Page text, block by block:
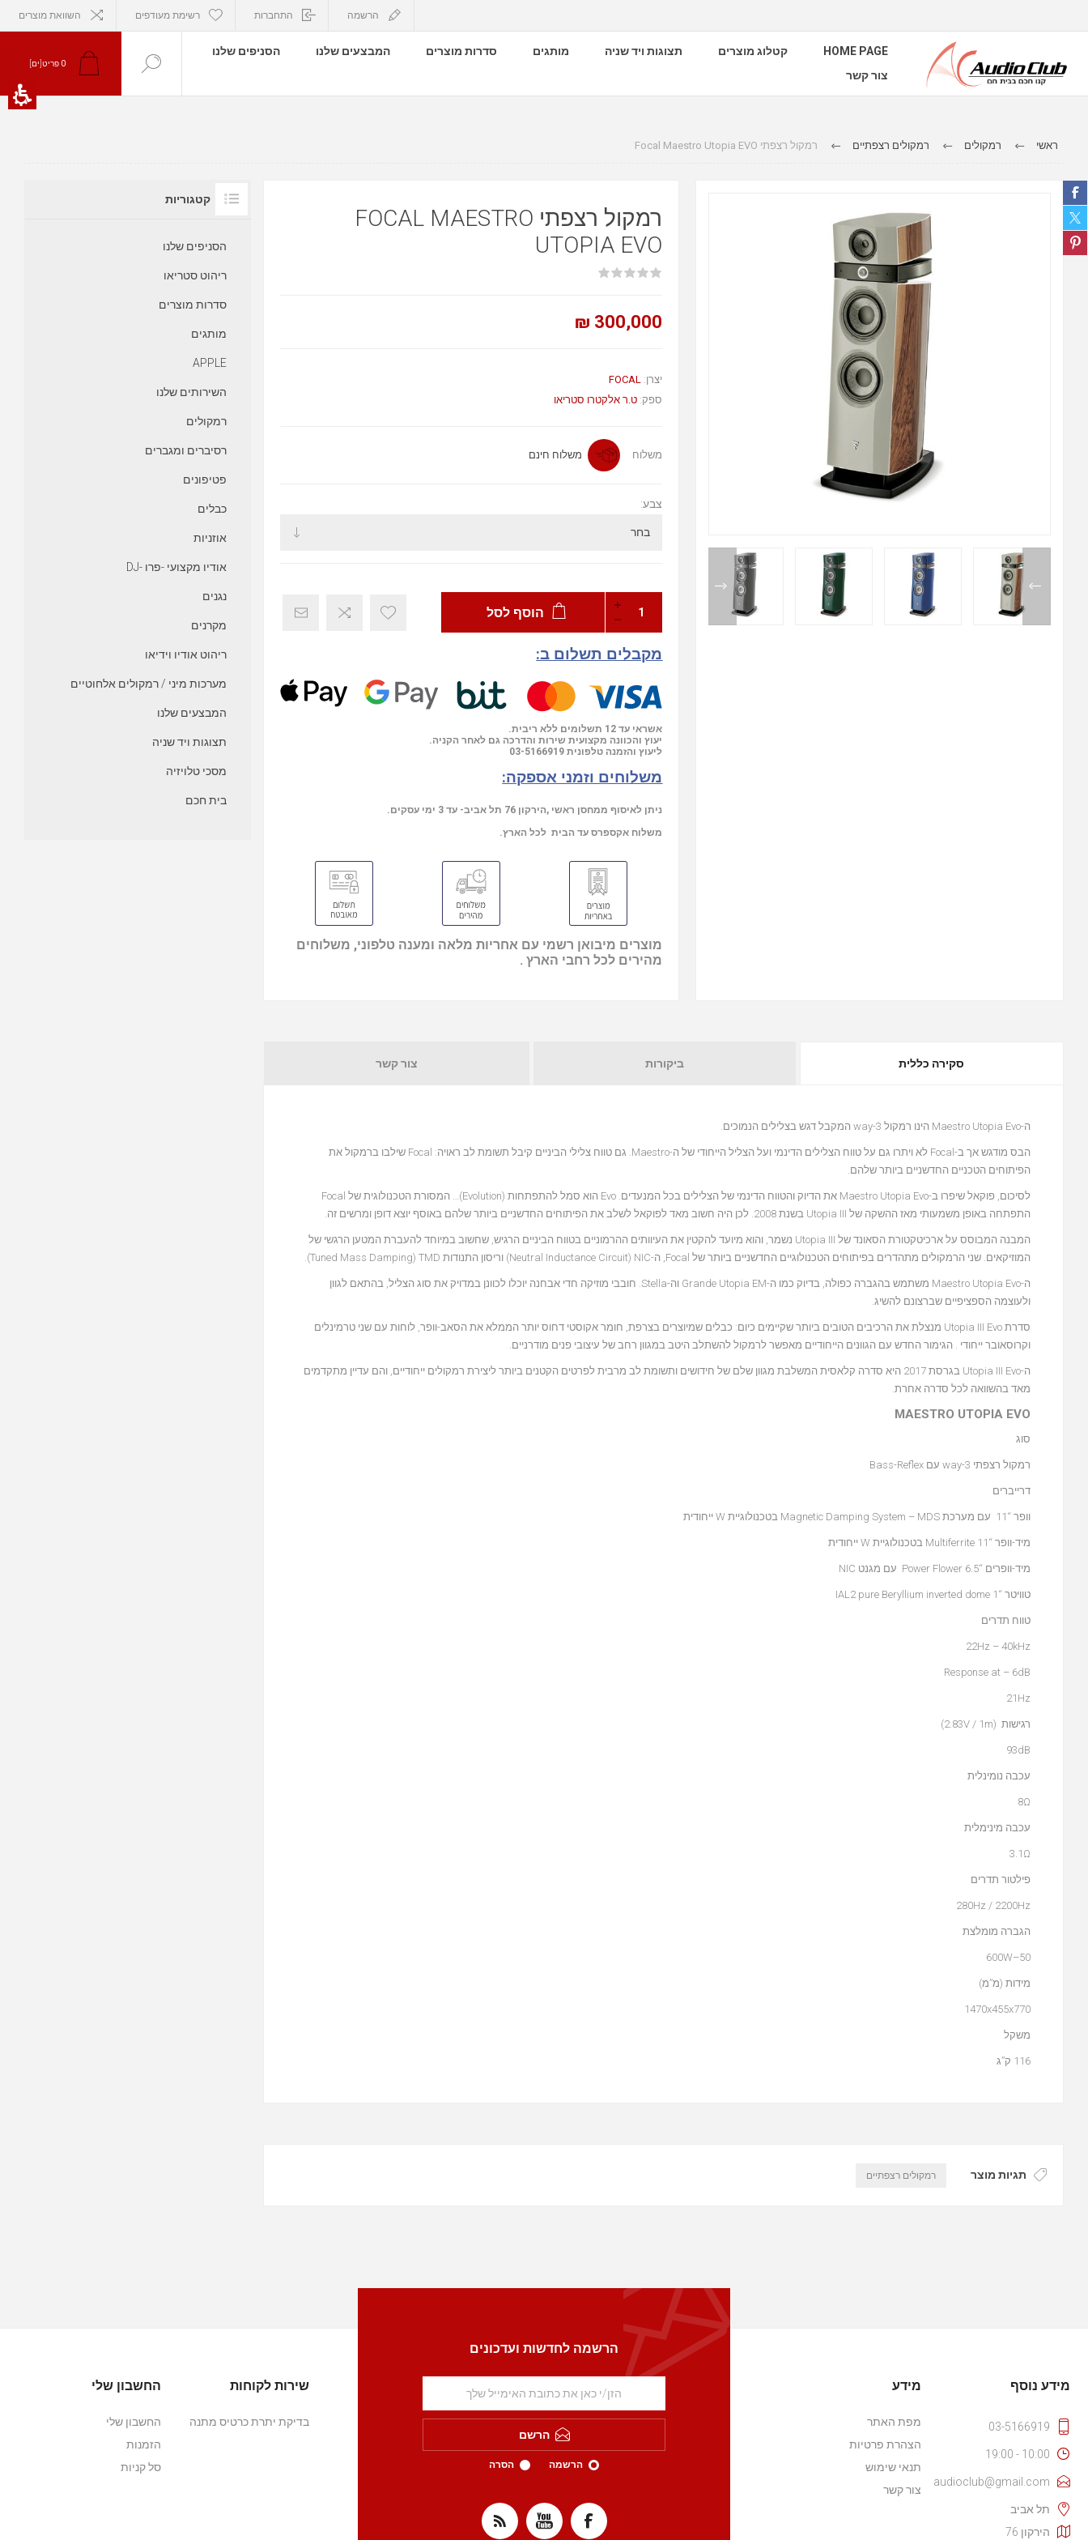
הרשמה התחברות רשימת מעודפים השוואת מוצרים
HOME PAGE קטלוג מוצרים תצוגות ויד שניה מותגים סדרות מוצרים המבצעים שלנו
הסניפים שלנו
צור קשר
0 פריט[ים]
ראשי רמקולים רמקולים רצפתיים רמקול רצפתי Focal Maestro Utopia EVO
רמקול רצפתי FOCAL MAESTRO
UTOPIA EVO
300,000 ₪
יצרן: FOCAL
ספק: ט.ר אלקטרו סטריאו
משלוח משלוח חינם
צבע:
הוסף לסל
מקבלים תשלום ב:
אשראי עד 12 תשלומים ללא ריבית.
יעוץ והכוונה מקצועית שירות והדרכה גם לאחר הקניה.
ליעוץ והזמנה טלפונית 03-5166919
משלוחים וזמני אספקה:
ניתן לאיסוף ממחסן ראשי ,הירקון 76 תל אביב- עד 3 ימי עסקים.
משלוח אקספרס עד הבית לכל הארץ.
מוצרים מיבואן רשמי עם אחריות מלאה ומענה טלפוני, משלוחים
מהירים לכל רחבי הארץ .
סקירה כללית ביקורות צור קשר
ה-Maestro Utopia Evo הינו רמקול 3-way המקבל דגש בצלילים הנמוכים.
הבס מודגש אך ב-Focal לא ויתרו גם על טווח הצלילים הדינמי ועל הצליל הייחודי של ה-Maestro‏. גם טווח צלילי הביניים קיבל תשומת לב ראויה: Focal שילבו ברמקול את
הפיתוחים הטכניים החדשניים ביותר שלהם.
לסיכום, פוקאל שיפרו ב-Maestro Utopia Evo את הדיוק והטווח הדינמי של הצלילים בכל המנעדים. Evo הוא סמל להתפתחות (‏Evolution)… המסורת הטכנולוגית של Focal
התפתחה באופן משמעותי מאז ההשקה של Utopia III בשנת 2008. לכן היה חשוב מאד לפוקאל לשלב את הפיתוחים החדשניים ביותר שלהם באוסף יוצא דופן ומרשים זה.
המבנה המבוסס על ארכיטקטורת הסאונד של Utopia III נשמר, והוא מיועד להקטין את העיוותים ההרמוניים בטווח הביניים הרגיש, שחשוב במיוחד להעברת המטען הרגשי של
המוזיקאים. שני הרמקולים מתהדרים בפיתוחים הטכנולוגיים החדשניים ביותר של Focal, ה-NIC ‏(Neutral Inductance Circuit) וריסון התנודות TMD ‏(Tuned Mass Damping‏).
ה-Maestro Utopia Evo משתמש בהגברה כפולה, בדיוק כמו ה-Grande Utopia EM וה-Stella‏. חובבי מוזיקה חדי אבחנה יוכלו לכוונן במדויק את סוג הצליל, בהתאם לגוון
ולעוצמה הספציפיים שברצונם להשיג.
סדרת Utopia III Evo מנצלת את הרכיבים הטובים ביותר שקיימים כיום: כבלים שמיוצרים בצרפת, חומר אקוסטי דחוס יותר הממלא את הסאב-וופר, לוחות עם שני טרמינלים
וקרוסאובר ייחודי . הגימור החדש עם הגוונים הייחודיים מאפשר לרמקול להשתלב היטב במגוון רחב של עיצובי פנים מודרניים.
ה-Utopia III Evo בגרסת 2017 היא סדרה קלאסית המשלבת מגוון שלם של חידושים ותשומת לב מרבית לפרטים הקטנים ביותר ליצירת רמקולים ייחודיים, והם עדיין מתקדמים
מאד בהשוואה לכל סדרה אחרת.
MAESTRO UTOPIA EVO
סוג
רמקול רצפתי 3-way עם Bass-Reflex
דרייברים
וופר “11 עם מערכת Magnetic Damping System – MDS בטכנולוגיית W ייחודית
מיד-וופר “11 Multiferrite בטכנולוגיית W ייחודית
מיד-וופרים “6.5 Power Flower עם מגנט NIC
טוויטר “1 IAL2 pure Beryllium inverted dome
טווח תדרים
22Hz – 40kHz
Response at – 6dB
21Hz
רגישות (2.83V / 1m)
93dB
עכבה נומינלית
8Ω
עכבה מינימלית
3.1Ω
פילטור תדרים
280Hz / 2200Hz
הגברה מומלצת
50–600W
מידות (מ”מ)
1470x455x770
משקל
116 ק”ג
תגיות מוצר רמקולים רצפתיים
קטגוריות
הסניפים שלנו
ריהוט סטריאו
סדרות מוצרים
מותגים
APPLE
השירותים שלנו
רמקולים
רסיברים ומגברים
פטיפונים
כבלים
אוזניות
אודיו מקצועי -פרו -DJ
נגנים
מקרנים
ריהוט אודיו וידיאו
מערכות מיני / רמקולים אלחוטיים
המבצעים שלנו
תצוגות ויד שניה
מסכי טלויזיה
בית חכם
הרשמה לחדשות ועדכונים
הרשם
הרשמה הסרה
מידע נוסף
03-5166919
10:00 - 19:00
audioclub@gmail.com
תל אביב
הירקון 76
מידע
מפת האתר
הצהרת פרטיות
תנאי שימוש
צור קשר
שירות לקוחות
בדיקת יתרת כרטיס מתנה
החשבון שלי
החשבון שלי
הזמנות
סל קניות